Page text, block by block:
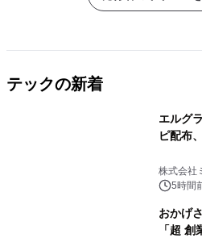
テックの新着
エルグ
ピ配布
株式会社
5時間
おかげ
「超